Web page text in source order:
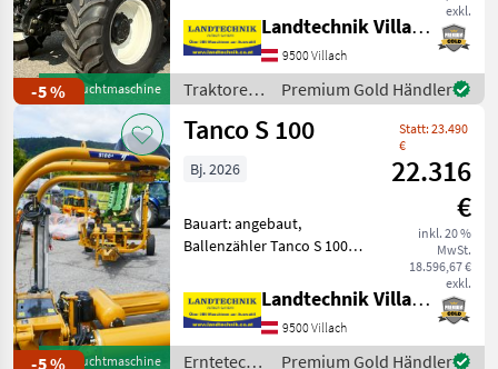
-5 %Gebrauchtmaschine
exkl.
Zapfwellendrehzahl:
540/540E/1000,
Höchstgeschwindigkeit in
km/h: 50 km/h, Aufladung:
Landtechnik Villach GmbH
9500 Villach
Traktoren
/ New
Holland
Premium Gold Händler
-5 %Gebrauchtmaschine
Tanco S 100
Statt: 23.490
€
22.316
€
inkl. 20 %
MwSt.
18.596,67 €
exkl.
Bj. 2026
Bauart: angebaut,
Ballenzähler Tanco S 100
Vollautomat mit 750
Folienvorstrecker, mit
patent-tentierter
Folienabschneidevorrichtung,
Landtechnik Villach GmbH
9500 Villach
Erntetechnik
Premium Gold Händler